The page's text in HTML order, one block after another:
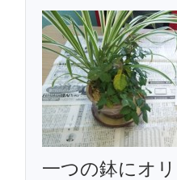
一つの鉢にオ